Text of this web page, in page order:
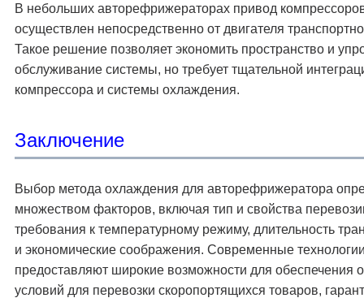
В небольших авторефрижераторах привод
осуществлен непосредственно от двигателя
Такое решение позволяет экономить пространство и
обслуживание системы, но требует тщательной
компрессора и системы охлаждения.
Заключение
Выбор метода охлаждения для авторефрижератора
множеством факторов, включая тип и свойства
требования к температурному режиму, длительность
и экономические соображения. Современные
предоставляют широкие возможности для обеспечения
условий для перевозки скоропортящихся товаров,